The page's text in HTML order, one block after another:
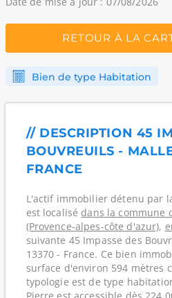
RETOUR À LA
Bien de type Habitation
// DESCRIPTION 45
BOUVREUILS -
FRANCE
L'actif immobilier détenu par
est localisé dans la commune
(Provence-alpes-côte d'azur),
suivante 45 Impasse des
13370 - France. Ce bien
surface d'environ 594 mètres
typologie est de type